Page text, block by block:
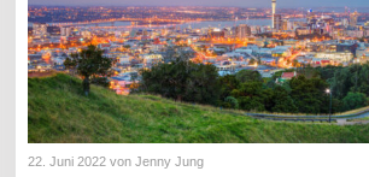
22. Juni 2022 von Jenny Jung